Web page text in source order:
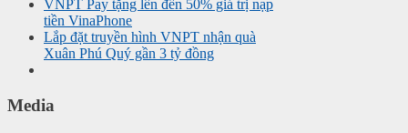
VNPT Pay tặng lên đến 50% giá trị nạp
tiền VinaPhone
Lắp đặt truyền hình VNPT nhận quà
Xuân Phú Quý gần 3 tỷ đồng
Media